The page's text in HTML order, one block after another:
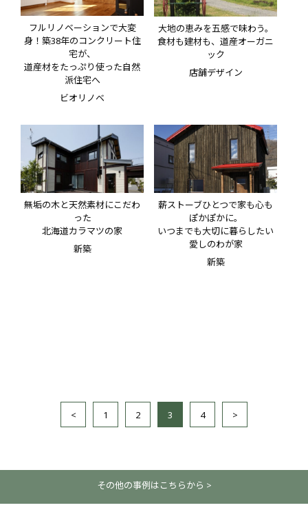
フルリノベーションで大変
身！築38年のコンクリート住
宅が、
道産材をたっぷり使った自然
派住宅へ
ビオリノベ
大地の恵みを五感で味わう。
食材も建材も、道産オーガニ
ック
店舗デザイン
無垢の木と天然素材にこだわ
った
北海道カラマツの家
新築
薪ストーブひとつで家も心も
ぽかぽかに。
いつまでも大切に暮らしたい
愛しのわが家
新築
< 1 2 3 4 >
その他の事例はこちらから >